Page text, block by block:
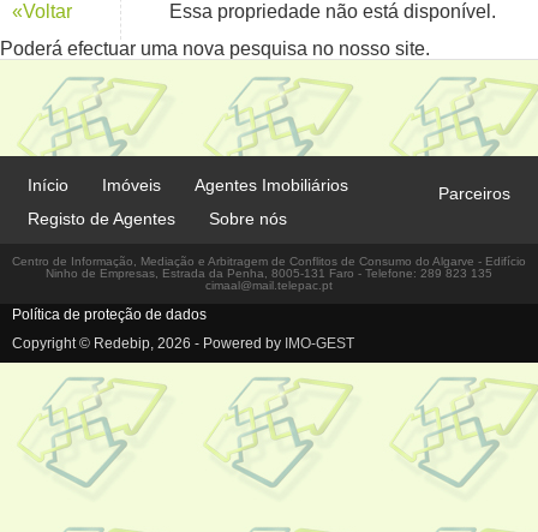
«Voltar
Essa propriedade não está disponível.
Poderá efectuar uma nova pesquisa no nosso site.
Início Imóveis
Agentes Imobiliários
Registo de Agentes
Sobre nós
Parceiros
Centro de Informação, Mediação e Arbitragem de Conflitos de Consumo do Algarve - Edifício
Ninho de Empresas, Estrada da Penha, 8005-131 Faro - Telefone: 289 823 135
cimaal@mail.telepac.pt
Política de proteção de dados
Copyright © Redebip, 2026 - Powered by IMO-GEST